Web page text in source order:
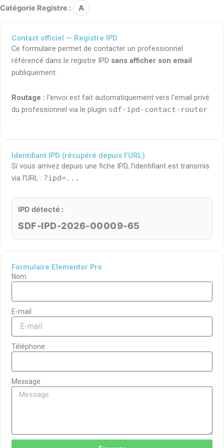
Catégorie Registre : A
Contact officiel — Registre IPD
Ce formulaire permet de contacter un professionnel
référencé dans le registre IPD sans afficher son email
publiquement.
Routage : l’envoi est fait automatiquement vers l’email privé
du professionnel via le plugin sdf-ipd-contact-router
Identifiant IPD (récupéré depuis l’URL)
Si vous arrivez depuis une fiche IPD, l’identifiant est transmis
via l’URL : ?ipd=...
IPD détecté :
SDF-IPD-2026-00009-65
Formulaire Elementor Pro
Nom
E-mail
Téléphone
Message